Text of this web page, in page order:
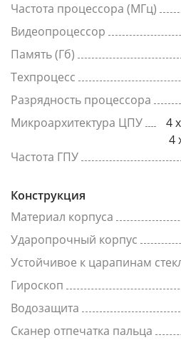
Частота процессора (МГц)
Видеопроцессор
Память (Гб)
Техпроцесс
Разрядность процессора
Микроархитектура ЦПУ
4
4
Частота ГПУ
Конструкция
Материал корпуса
Ударопрочный корпус
Устойчивое к царапинам
Гироскоп
Водозащита
Сканер отпечатка пальца